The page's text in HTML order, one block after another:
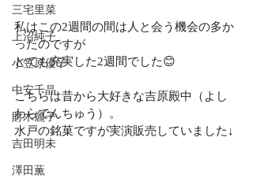
三宅里菜
上沼純子
小笠原優子
中安千晶
財木麗子
吉田明未
澤田薫
私はこの2週間の間は人と会う機会の多か
ったのですが
とても充実した2週間でした😊
こちらは昔から大好きな吉原殿中（よし
わらでんちゅう）。
水戸の銘菓ですが実演販売していました↓